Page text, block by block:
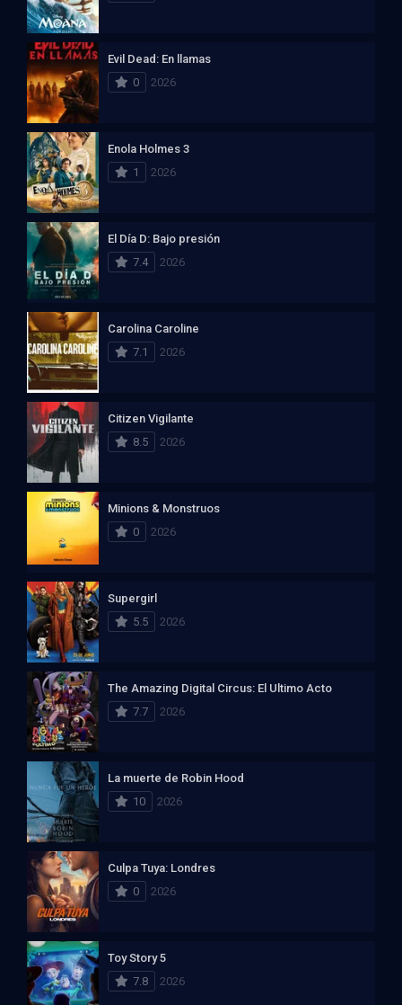
Evil Dead: En llamas
0
2026
Enola Holmes 3
1
2026
El Día D: Bajo presión
7.4
2026
Carolina Caroline
7.1
2026
Citizen Vigilante
8.5
2026
Minions & Monstruos
0
2026
Supergirl
5.5
2026
The Amazing Digital Circus: El Ultimo Acto
7.7
2026
La muerte de Robin Hood
10
2026
Culpa Tuya: Londres
0
2026
Toy Story 5
7.8
2026